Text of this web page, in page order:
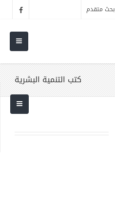
بحث متقدم
كتب التنمية البشرية